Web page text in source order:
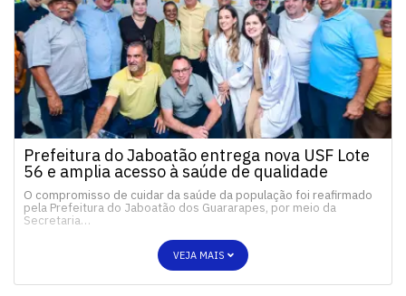
Prefeitura do Jaboatão entrega nova USF Lote
56 e amplia acesso à saúde de qualidade
O compromisso de cuidar da saúde da população foi reafirmado
pela Prefeitura do Jaboatão dos Guararapes, por meio da
Secretaria…
VEJA MAIS